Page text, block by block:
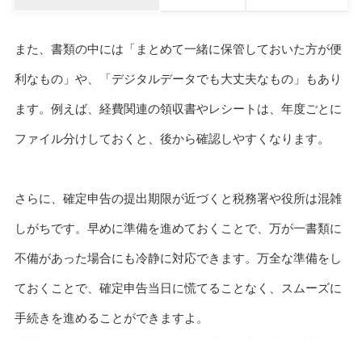
また、書類の中には「まとめて一緒に保管しておいた方が便
利なもの」や、「デジタルデータでも大丈夫なもの」もあり
ます。例えば、経費関連の領収書やレシートは、年度ごとに
ファイル分けしておくと、後から確認しやすくなります。
さらに、確定申告の提出期限が近づくと税務署や役所は混雑
しがちです。早めに準備を進めておくことで、万が一書類に
不備があった場合にも冷静に対応できます。万全な準備をし
ておくことで、確定申告当日に慌てることなく、スムーズに
手続きを進めることができますよ。